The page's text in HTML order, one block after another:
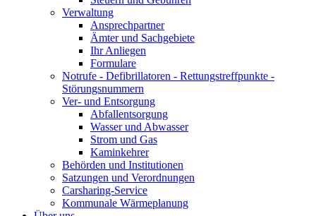
Verwaltung
Ansprechpartner
Ämter und Sachgebiete
Ihr Anliegen
Formulare
Notrufe - Defibrillatoren - Rettungstreffpunkte -
Störungsnummern
Ver- und Entsorgung
Abfallentsorgung
Wasser und Abwasser
Strom und Gas
Kaminkehrer
Behörden und Institutionen
Satzungen und Verordnungen
Carsharing-Service
Kommunale Wärmeplanung